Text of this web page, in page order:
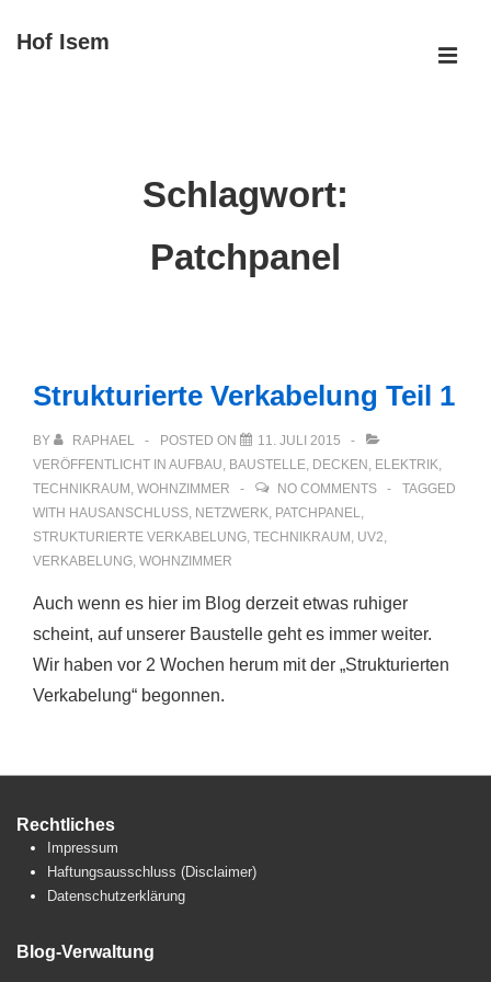
ZumHof Isem
Schlagwort:
Patchpanel
Strukturierte Verkabelung Teil 1
BY RAPHAEL POSTED ON
11. JULI 2015
VERÖFFENTLICHT IN AUFBAU, BAUSTELLE, DECKEN , ELEKTRIK,
TECHNIKRAUM , WOHNZIMMER NO COMMENTS
TAGGED
WITH HAUSANSCHLUSS, NETZWERK, PATCHPANEL,
STRUKTURIERTE VERKABELUNG, TECHNIKRAUM , UV2,
VERKABELUNG, WOHNZIMMER
Auch wenn es hier im Blog derzeit etwas ruhiger
scheint, auf unserer Baustelle geht es immer weiter.
Wir haben vor 2 Wochen herum mit der „Strukturierten
Verkabelung“ begonnen.
Rechtliches
Impressum
Haftungsausschluss (Disclaimer)
Datenschutzerklärung
Blog-Verwaltung